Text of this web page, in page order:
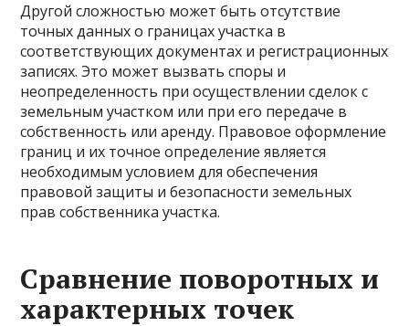
Другой сложностью может быть отсутствие
точных данных о границах участка в
соответствующих документах и регистрационных
записях. Это может вызвать споры и
неопределенность при осуществлении сделок с
земельным участком или при его передаче в
собственность или аренду. Правовое оформление
границ и их точное определение является
необходимым условием для обеспечения
правовой защиты и безопасности земельных
прав собственника участка.
Сравнение поворотных и
характерных точек